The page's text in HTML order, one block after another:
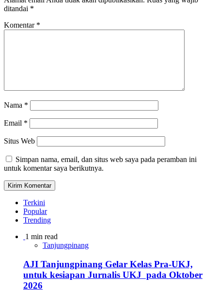
ditandai *
Komentar *
Nama *
Email *
Situs Web
Simpan nama, email, dan situs web saya pada peramban ini
untuk komentar saya berikutnya.
Terkini
Popular
Trending
1 min read
Tanjungpinang
AJI Tanjungpinang Gelar Kelas Pra-UKJ,
untuk kesiapan Jurnalis UKJ pada Oktober
2026